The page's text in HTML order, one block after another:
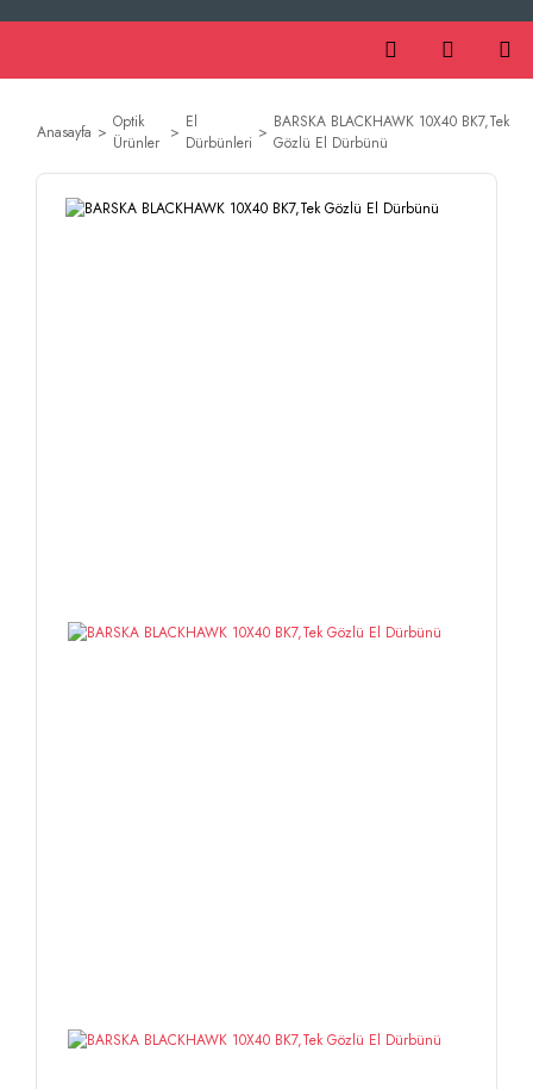
Anasayfa
Optik
Ürünler
El
Dürbünleri
BARSKA BLACKHAWK 10X40 BK7,Tek
Gözlü El Dürbünü